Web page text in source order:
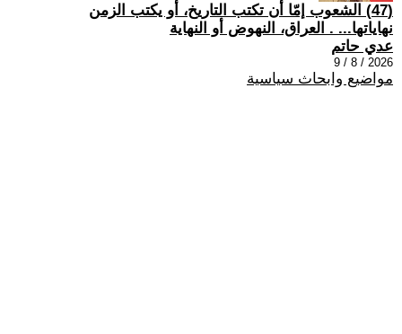
(47) الشعوب إمّا أن تكتب التاريخ، أو يكتب الزمن
نهاياتها... . العراق، النهوض أو النهاية
عدي حاتم
2026 / 8 / 9
مواضيع وابحاث سياسية